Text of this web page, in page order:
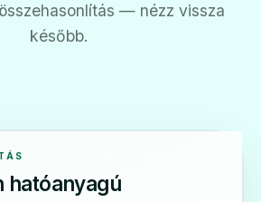
— nézz vissza
később.
hatóanyagú